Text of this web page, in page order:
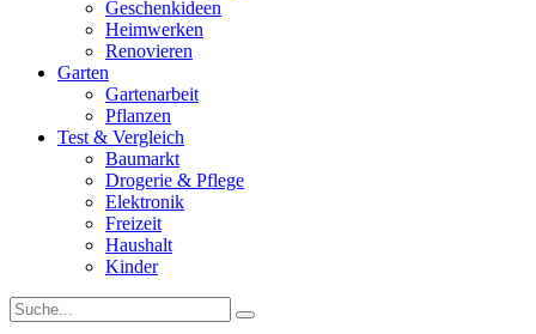
Geschenkideen
Heimwerken
Renovieren
Garten
Gartenarbeit
Pflanzen
Test & Vergleich
Baumarkt
Drogerie & Pflege
Elektronik
Freizeit
Haushalt
Kinder